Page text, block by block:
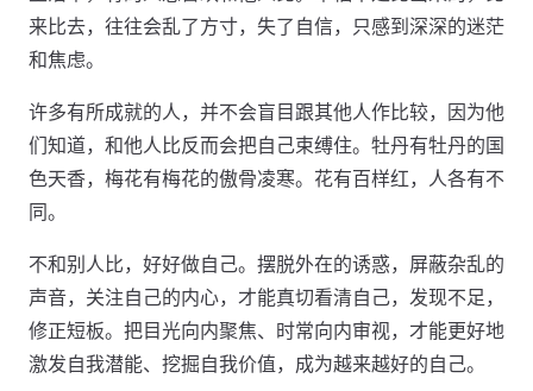
来比去，往往会乱了方寸，失了自信，只感到深深的迷茫
和焦虑。
许多有所成就的人，并不会盲目跟其他人作比较，因为他
们知道，和他人比反而会把自己束缚住。牡丹有牡丹的国
色天香，梅花有梅花的傲骨凌寒。花有百样红，人各有不
同。
不和别人比，好好做自己。摆脱外在的诱惑，屏蔽杂乱的
声音，关注自己的内心，才能真切看清自己，发现不足，
修正短板。把目光向内聚焦、时常向内审视，才能更好地
激发自我潜能、挖掘自我价值，成为越来越好的自己。